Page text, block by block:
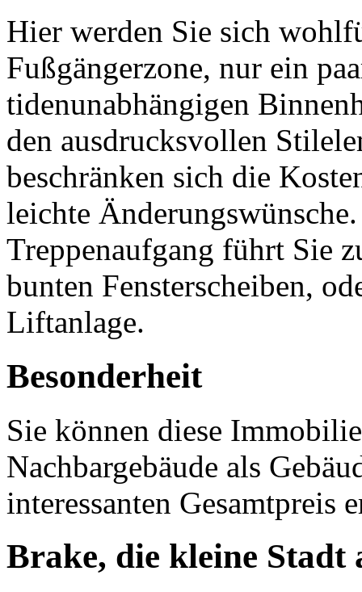
Hier werden Sie sich
Fußgängerzone, nur ein
tidenunabhängigen
den ausdrucksvollen
beschränken sich die
leichte
Treppenaufgang führt Sie
bunten Fensterscheiben,
Liftanlage.
Besonderheit
Sie können diese
Nachbargebäude als
interessanten Gesamtpreis
Brake, die kleine Stadt